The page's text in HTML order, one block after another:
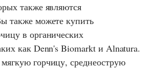
также являются
также можете купить
в органических
как Denn's Biomarktи Alnatura.
горчицу, среднеострую